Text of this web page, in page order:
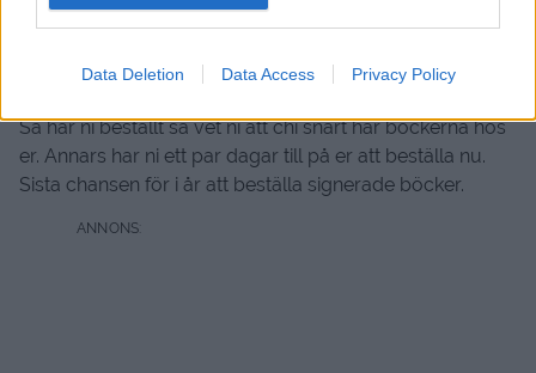
Data Deletion Data Access Privacy Policy
Då kickar vi snart igång signeringen för mina böcker,
Så har ni beställt så vet ni att chi snart har böckerna hos
er. Annars har ni ett par dagar till på er att beställa nu.
Sista chansen för i år att beställa signerade böcker.